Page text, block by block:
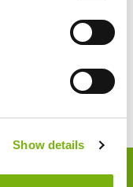
Show details